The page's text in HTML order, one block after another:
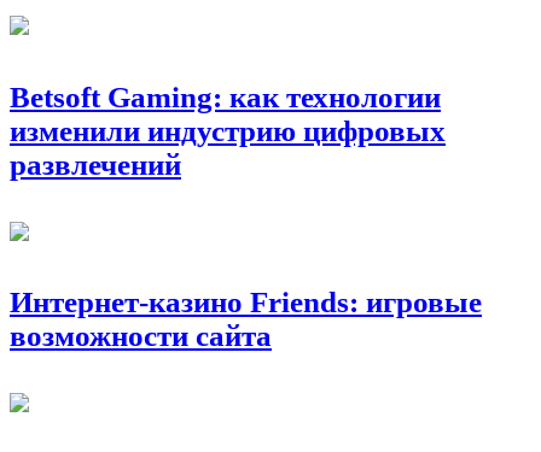
Betsoft Gaming: как технологии
изменили индустрию цифровых
развлечений
Интернет-казино Friends: игровые
возможности сайта